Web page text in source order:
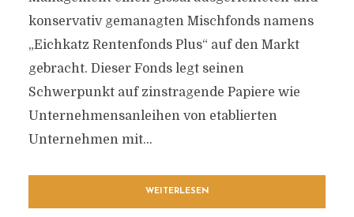
konservativ gemanagten Mischfonds namens
„Eichkatz Rentenfonds Plus“ auf den Markt
gebracht. Dieser Fonds legt seinen
Schwerpunkt auf zinstragende Papiere wie
Unternehmensanleihen von etablierten
Unternehmen mit...
WEITERLESEN